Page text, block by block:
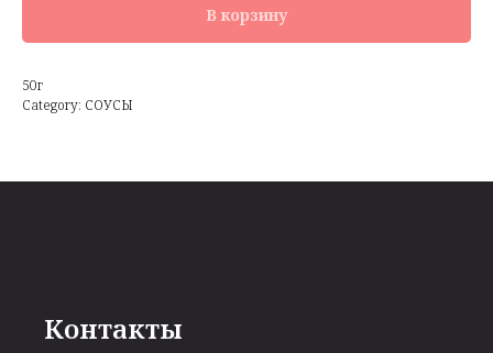
В корзину
50г
Category: СОУСЫ
Контакты